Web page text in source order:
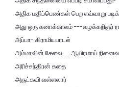
அதிக மதிப்பெண்கள் பெற எவ்வாறு
அது ஒரு கனாக்காலம் ---வழக்கறிஞர்
அப்பா- கிராமியபாடல்
அம்மாவின் சேலை..... ஆயிரமாய்
அரிச்சந்திரன் கதை
அருட்கவி வள்ளலார்